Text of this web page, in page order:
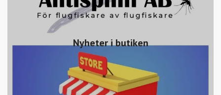
Nyheter i butiken